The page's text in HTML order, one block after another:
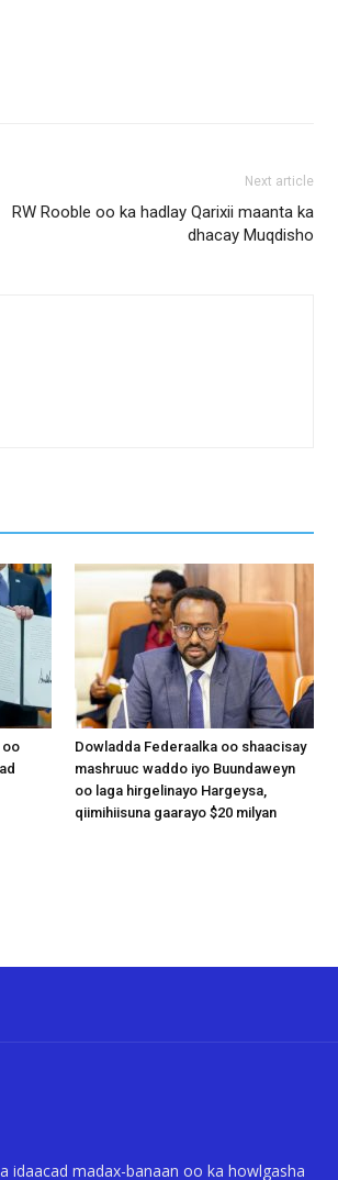
Next article
RW Rooble oo ka hadlay Qarixii maanta ka
dhacay Muqdisho
oo
Dowladda Federaalka oo shaacisay
mashruuc waddo iyo Buundaweyn
oo laga hirgelinayo Hargeysa,
qiimihiisuna gaarayo $20 milyan
idaacad madax-banaan oo ka howlgasha